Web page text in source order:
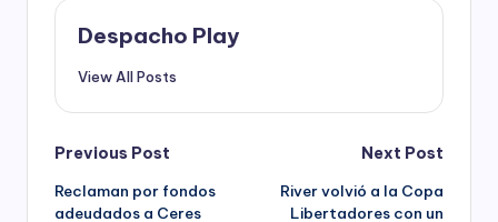
Despacho Play
View All Posts
Post
navigation
Previous Post
Reclaman por fondos
adeudados a Ceres
Next Post
River volvió a la Copa
Libertadores con un